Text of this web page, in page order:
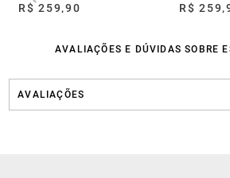
R$ 259,90 R$
AVALIAÇÕES E DÚVIDAS SOBRE
AVALIAÇÕES